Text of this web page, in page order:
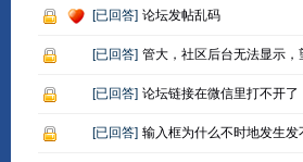
[已回答] 论坛发帖乱码
[已回答] 管大，社区后台无法显示，
[已回答] 论坛链接在微信里打不开了
[已回答] 输入框为什么不时地发生发